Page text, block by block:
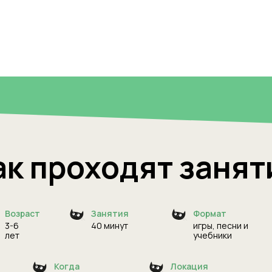
проходят
Возраст
3-6
лет
Занятия
40 минут
Формат
игры, песни и
учебники
Когда Локация